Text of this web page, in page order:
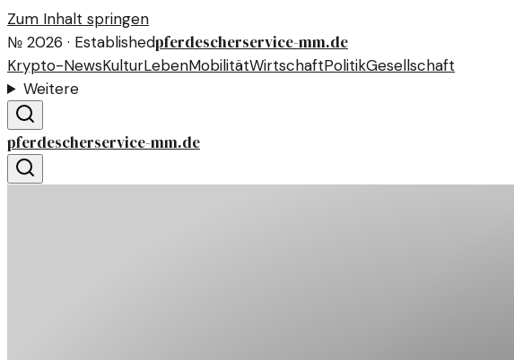
Zum Inhalt springen
№ 2026 · Establishedpferdescherservice-mm.de
Krypto-NewsKulturLebenMobilitätWirtschaftPolitikGesellschaft
Weitere
pferdescherservice-mm.de